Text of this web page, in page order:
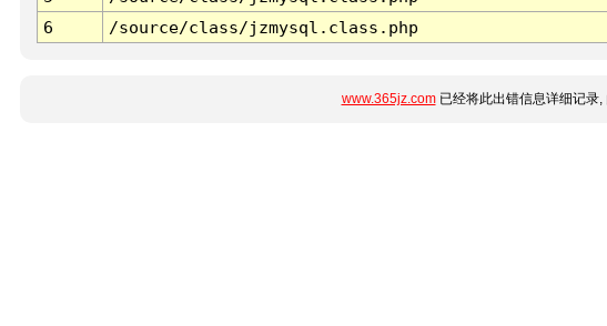
6
/source/class/jzmysql.class.php
www.365jz.com已经将此出错信息详细记录,